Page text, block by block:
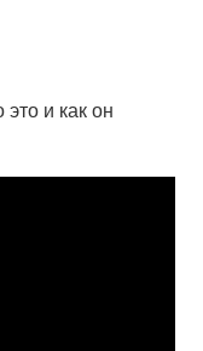
и как он